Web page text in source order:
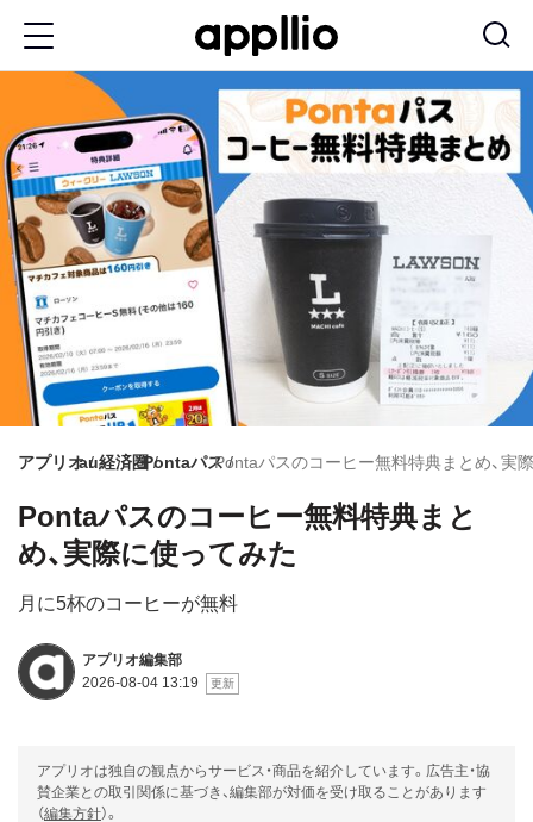
コ
ン
テ
ン
ツ
に
アプリオau経済圏PontaパスPontaパスのコーヒー無料特典まとめ、実
Pontaパスのコーヒー無料特典まと
め、実際に使ってみた
月に5杯のコーヒーが無料
アプリオ編集部
2026-08-04 13:19
アプリオは独自の観点からサービス・商品を紹介しています。広告主・協
賛企業との取引関係に基づき、編集部が対価を受け取ることがあります
（編集方針）。